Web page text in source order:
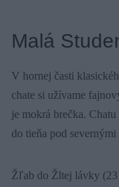
Malá
V hornej časti
chate si užívame
je mokrá brečka.
do tieňa pod
Žľab do Žltej lávky